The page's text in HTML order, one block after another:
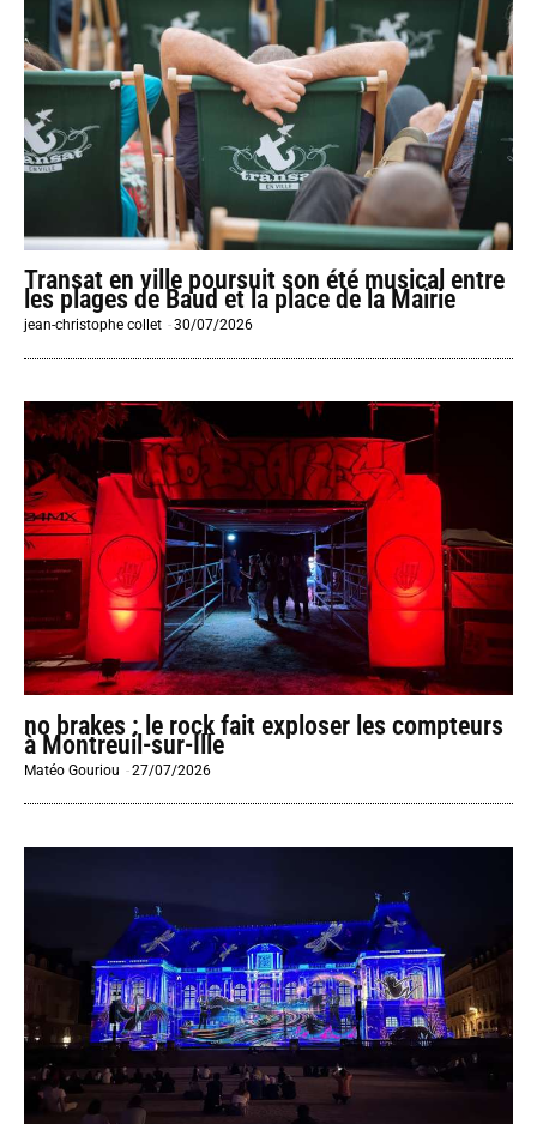
Transat en ville poursuit son été musical entre
les plages de Baud et la place de la Mairie
jean-christophe collet -30/07/2026
no brakes : le rock fait exploser les compteurs
à Montreuil-sur-Ille
Matéo Gouriou -27/07/2026